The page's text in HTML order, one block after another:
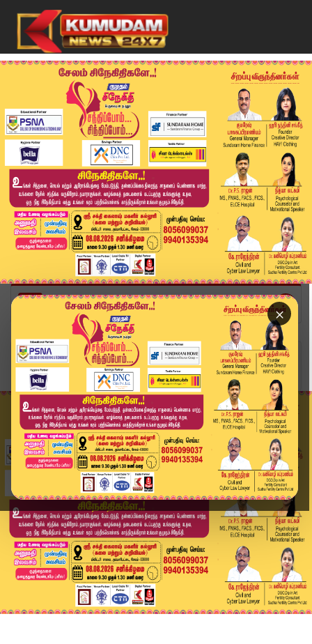
×
Home
வீடியோ ஸ்டோரி
R B Udhayakumar | "தற்போது சாலையில்கழிவு நீர் த...